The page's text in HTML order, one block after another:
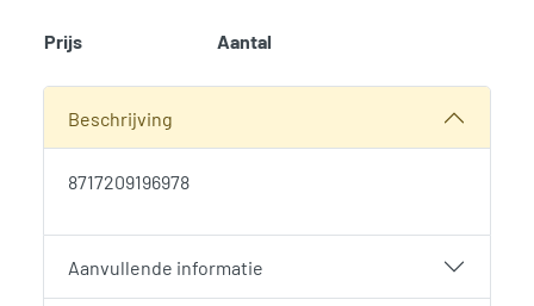
Prijs Aantal
Beschrijving
8717209196978
Aanvullende informatie